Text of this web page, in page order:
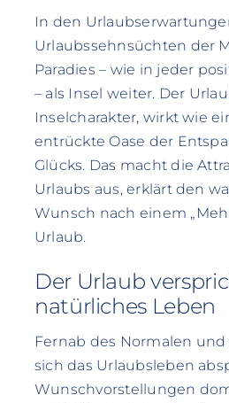
In den
Urlaubssehnsüchten der
Paradies – wie in jeder
– als Insel weiter. Der
Inselcharakter, wirkt wie
entrückte Oase der
Glücks. Das macht die
Urlaubs aus, erklärt den
Wunsch nach einem
Urlaub.
Der Urlaub
natürliches Leben
Fernab des Normalen
sich das Urlaubsleben
Wunschvorstellungen